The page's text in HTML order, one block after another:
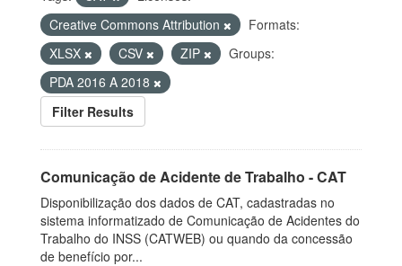
Creative Commons Attribution
Formats:
XLSX
CSV ZIP
Groups:
PDA 2016 A 2018
Filter Results
Comunicação de Acidente de Trabalho - CAT
Disponibilização dos dados de CAT, cadastradas no
sistema informatizado de Comunicação de Acidentes do
Trabalho do INSS (CATWEB) ou quando da concessão
de benefício por...